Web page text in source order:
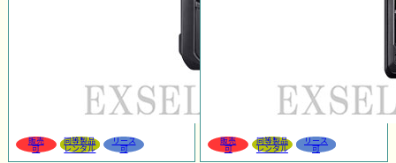
販売
可
同等製品
レンタル
リース
可
販売
可
同等製品
レンタル
リース
可